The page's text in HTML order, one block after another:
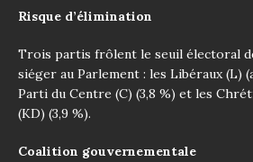
Risque d’élimination
Trois partis frôlent le seuil électoral
siéger au Parlement : les Libéraux (L)
Parti du Centre (C) (3,8 %) et les
(KD) (3,9 %).
Coalition gouvernementale